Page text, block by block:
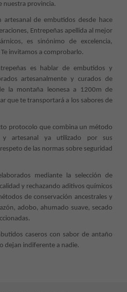
nuestra provincia.
artesanal de embutidos desde hace
Entrepeñas apellida al mejor
es sinónimo de excelencia,
invitamos a comprobarlo.
es hablar de embutidos y
artesanalmente y curados de
la montaña leonesa a 1200m de
que te transportará a los sabores de
protocolo que combina un método
y artesanal ya utilizado por sus
de las normas sobre seguridad
mediante la selección de
y rechazando aditivos químicos
de conservación ancestrales y
adobo, ahumado suave, secado
caseros con sabor de antaño
dejan indiferente a nadie.